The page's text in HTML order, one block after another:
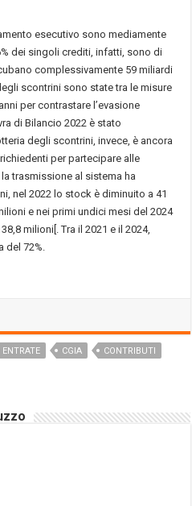
esecutivo sono mediamente
dei singoli crediti, infatti, sono di
complessivamente 59 miliardi
scontrini sono state tra le misure
per contrastare l’evasione
di Bilancio 2022 è stato
degli scontrini, invece, è ancora
per partecipare alle
trasmissione al sistema ha
nel 2022 lo stock è diminuito a 41
e nei primi undici mesi del 2024
milioni[. Tra il 2021 e il 2024,
72%.
CGIA
CONTRIBUTI